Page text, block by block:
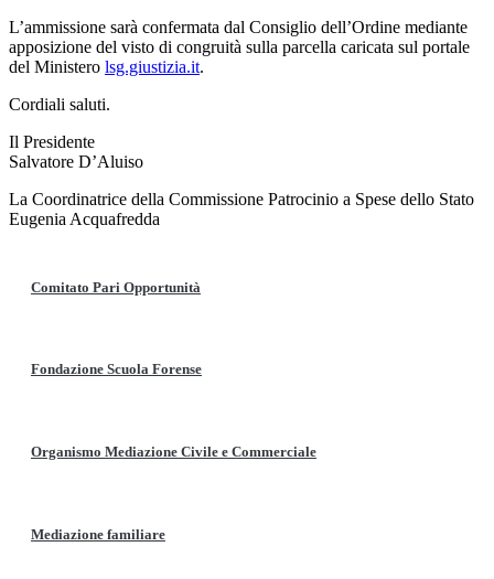
L’ammissione sarà confermata dal Consiglio dell’Ordine mediante
apposizione del visto di congruità sulla parcella caricata sul portale
del Ministero lsg.giustizia.it.
Cordiali saluti.
Il Presidente
Salvatore D’Aluiso
La Coordinatrice della Commissione Patrocinio a Spese dello Stato
Eugenia Acquafredda
Comitato Pari Opportunità
Fondazione Scuola Forense
Organismo Mediazione Civile e Commerciale
Mediazione familiare